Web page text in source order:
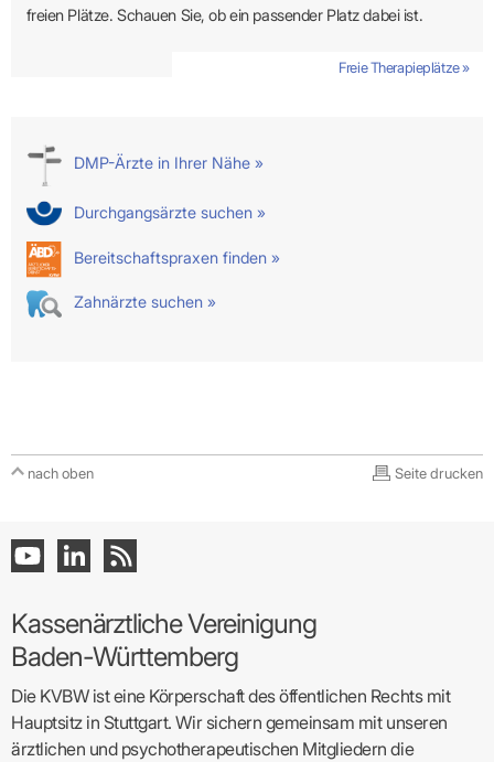
freien Plätze. Schauen Sie, ob ein passender Platz dabei ist.
Freie Therapieplätze »
DMP-Ärzte in Ihrer Nähe »
Durchgangsärzte suchen »
Bereitschaftspraxen finden »
Zahnärzte suchen »
nach oben Seite drucken
Kassenärztliche Vereinigung
Baden-Württemberg
Die KVBW ist eine Körperschaft des öffentlichen Rechts mit
Hauptsitz in Stuttgart. Wir sichern gemeinsam mit unseren
ärztlichen und psychotherapeutischen Mitgliedern die